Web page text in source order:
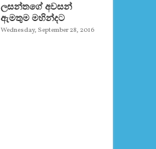
ලසන්තගේ අවසන්
ඇමතුම මහින්දට
Wednesday, September 28, 2016